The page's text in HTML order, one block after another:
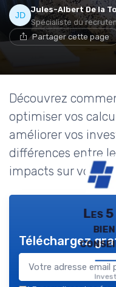
Jules-Albert De la
Spécialiste du
Partager cette page
Découvrez
optimiser vos
améliorer vos
différences entre
impacts sur vos
Les
Téléchargez